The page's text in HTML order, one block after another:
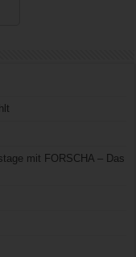
mit FORSCHA – Das